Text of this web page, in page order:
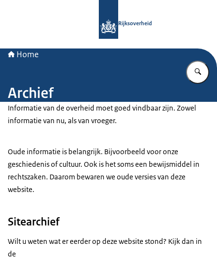
Rijksoverheid
Home
Archief
Informatie van de overheid moet goed vindbaar zijn. Zowel
informatie van nu, als van vroeger.
Oude informatie is belangrijk. Bijvoorbeeld voor onze
geschiedenis of cultuur. Ook is het soms een bewijsmiddel in
rechtszaken. Daarom bewaren we oude versies van deze
website.
Sitearchief
Wilt u weten wat er eerder op deze website stond? Kijk dan in
de